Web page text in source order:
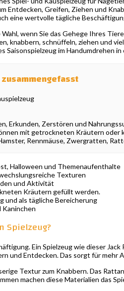
Entdecken, Greifen, Ziehen und
eine wertvolle tägliche
wenn Sie das Gehege Ihres
knabbern, schnüffeln, ziehen und
Saisonspielzeug im Handumdrehen in
Erkunden, Zerstören und
mit getrockneten Kräutern oder
Rennmäuse, Zwergratten,
Halloween und Themenaufenthalte
Texturen
und Aktivität
Kräutern gefüllt werden.
und als tägliche Bereicherung
Spielzeug?
Ein Spielzeug wie dieser
und Entdecken. Das sorgt für
Textur zum Knabbern. Das
machen diese Materialien das